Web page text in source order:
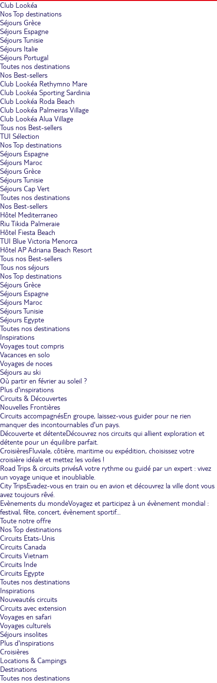
Club Lookéa
Nos Top destinations
Séjours Grèce
Séjours Espagne
Séjours Tunisie
Séjours Italie
Séjours Portugal
Toutes nos destinations
Nos Best-sellers
Club Lookéa Rethymno Mare
Club Lookéa Sporting Sardinia
Club Lookéa Roda Beach
Club Lookéa Palmeiras Village
Club Lookéa Alua Village
Tous nos Best-sellers
TUI Sélection
Nos Top destinations
Séjours Espagne
Séjours Maroc
Séjours Grèce
Séjours Tunisie
Séjours Cap Vert
Toutes nos destinations
Nos Best-sellers
Hôtel Mediterraneo
Riu Tikida Palmeraie
Hôtel Fiesta Beach
TUI Blue Victoria Menorca
Hôtel AP Adriana Beach Resort
Tous nos Best-sellers
Tous nos séjours
Nos Top destinations
Séjours Grèce
Séjours Espagne
Séjours Maroc
Séjours Tunisie
Séjours Egypte
Toutes nos destinations
Inspirations
Voyages tout compris
Vacances en solo
Voyages de noces
Séjours au ski
Où partir en février au soleil ?
Plus d'inspirations
Circuits & Découvertes
Nouvelles Frontières
Circuits accompagnésEn groupe, laissez-vous guider pour ne rien
manquer des incontournables d'un pays.
Découverte et détenteDécouvrez nos circuits qui allient exploration et
détente pour un équilibre parfait.
CroisièresFluviale, côtière, maritime ou expédition, choisissez votre
croisière idéale et mettez les voiles !
Road Trips & circuits privésA votre rythme ou guidé par un expert : vivez
un voyage unique et inoubliable.
City TripsEvadez-vous en train ou en avion et découvrez la ville dont vous
avez toujours rêvé.
Evènements du mondeVoyagez et participez à un évènement mondial :
festival, fête, concert, évènement sportif...
Toute notre offre
Nos Top destinations
Circuits Etats-Unis
Circuits Canada
Circuits Vietnam
Circuits Inde
Circuits Egypte
Toutes nos destinations
Inspirations
Nouveautés circuits
Circuits avec extension
Voyages en safari
Voyages culturels
Séjours insolites
Plus d'inspirations
Croisières
Locations & Campings
Destinations
Toutes nos destinations